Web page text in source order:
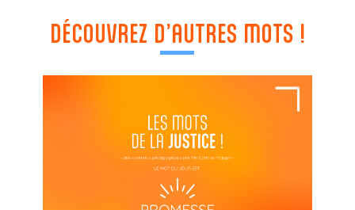
DÉCOUVREZ D’AUTRES MOTS !